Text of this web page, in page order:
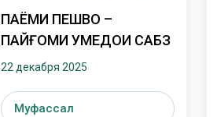
ПАЁМИ ПЕШВО –
ПАЙҒОМИ УМЕДҲОИ САБЗ
22 декабря 2025
Муфассал